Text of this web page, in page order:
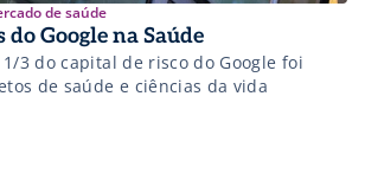
de saúde
do Google na Saúde
1/3 do capital de risco do Google foi
de saúde e ciências da vida